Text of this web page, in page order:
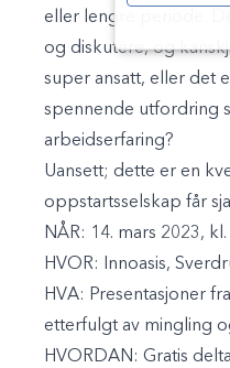
eller lengre periode.
og diskutere, og
super ansatt, eller det
spennende utfordring
arbeidserfaring?
Uansett; dette er en
oppstartsselskap får
NÅR: 14. mars 2023, kl.
HVOR: Innoasis,
HVA: Presentasjoner
etterfulgt av mingling
HVORDAN: Gratis